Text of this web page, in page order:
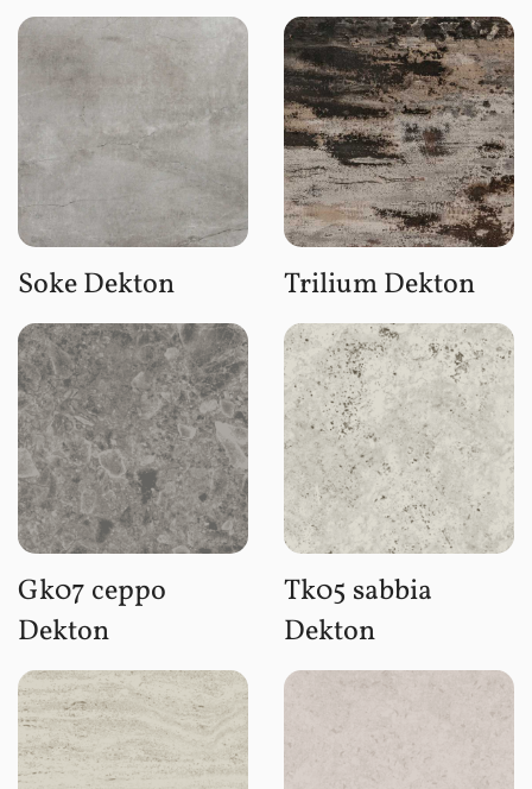
Soke Dekton Trilium Dekton
Gk07 ceppo
Dekton
Tk05 sabbia
Dekton